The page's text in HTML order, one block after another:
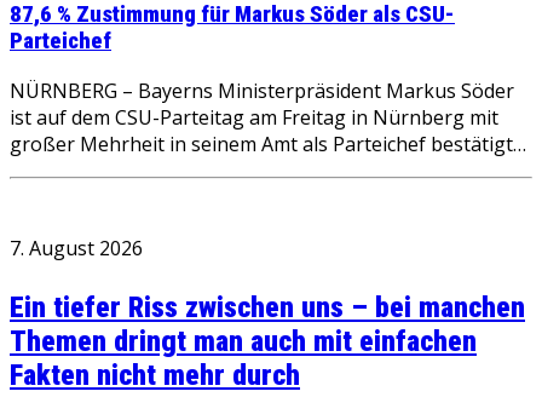
87,6 % Zustimmung für Markus Söder als CSU-
Parteichef
NÜRNBERG – Bayerns Ministerpräsident Markus Söder
ist auf dem CSU-Parteitag am Freitag in Nürnberg mit
großer Mehrheit in seinem Amt als Parteichef bestätigt…
7. August 2026
Ein tiefer Riss zwischen uns – bei manchen
Themen dringt man auch mit einfachen
Fakten nicht mehr durch